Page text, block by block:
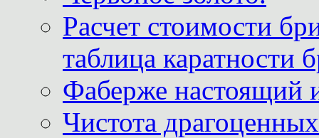
Расчет стоимости
таблица каратности
Фаберже настоящий
Чистота